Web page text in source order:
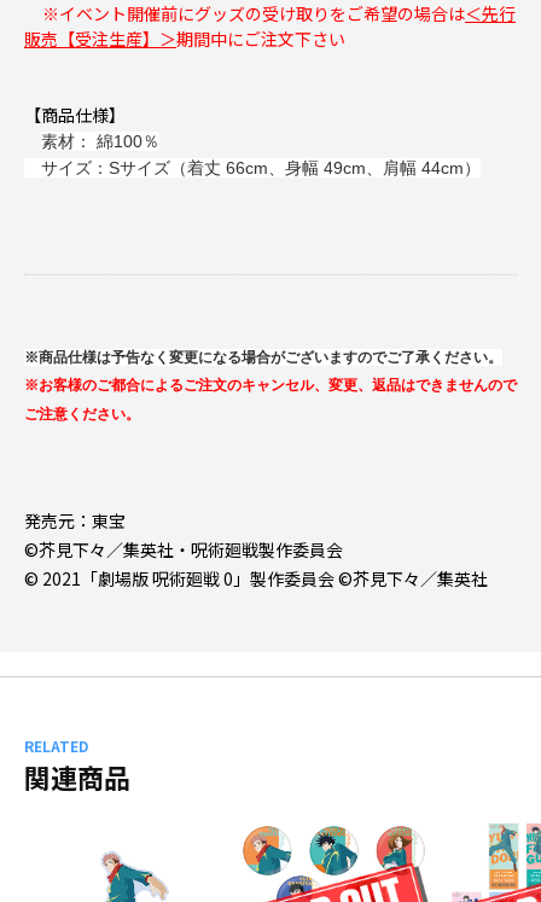
※イベント開催前にグッズの受け取りをご希望の場合は＜先行
販売【受注生産】＞期間中にご注文下さい
【商品仕様】
素材： 綿100％
サイズ：Sサイズ（着丈 66cm、身幅 49cm、肩幅 44cm）
※商品仕様は予告なく変更になる場合がございますのでご了承ください。
※お客様のご都合によるご注文のキャンセル、変更、返品はできませんので
ご注意ください。
発売元：東宝
©芥見下々／集英社・呪術廻戦製作委員会
© 2021「劇場版 呪術廻戦 0」製作委員会 ©芥見下々／集英社
RELATED
関連商品